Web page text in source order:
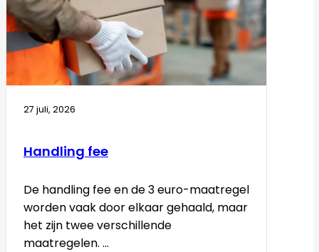
27 juli, 2026
Handling fee
De handling fee en de 3 euro-maatregel
worden vaak door elkaar gehaald, maar
het zijn twee verschillende
maatregelen. ...